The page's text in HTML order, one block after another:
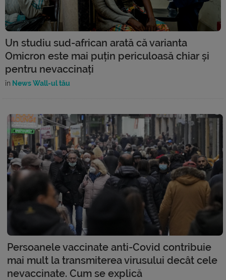
Un studiu sud-african arată că varianta
Omicron este mai puțin periculoasă chiar și
pentru nevaccinați
în News Wall-ul tău
Persoanele vaccinate anti-Covid contribuie
mai mult la transmiterea virusului decât cele
nevaccinate. Cum se explică